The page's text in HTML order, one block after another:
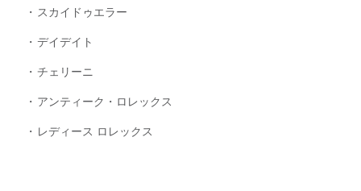
スカイドゥエラー
デイデイト
チェリーニ
アンティーク・ロレックス
レディース ロレックス